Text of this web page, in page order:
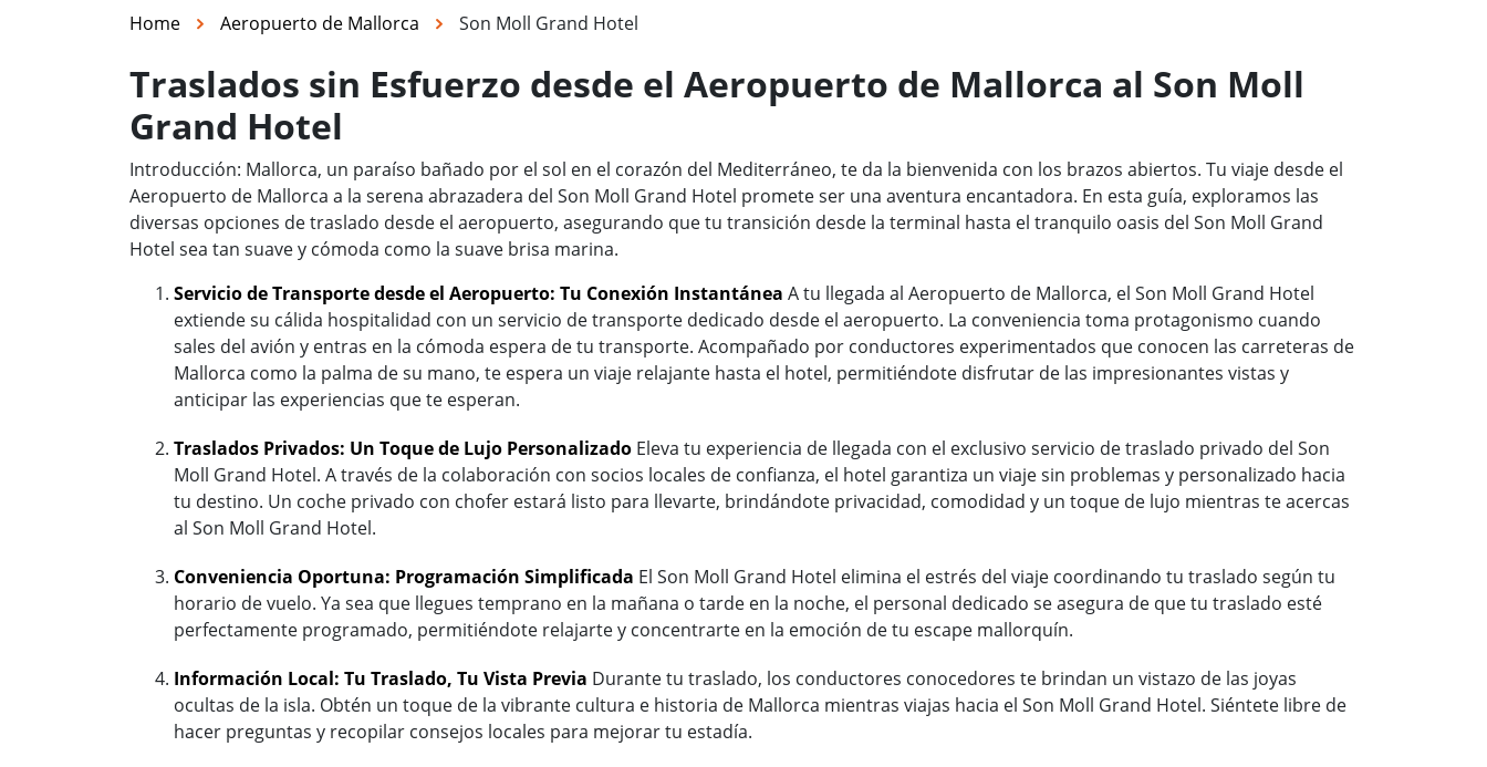
Home Aeropuerto de Mallorca Son Moll Grand Hotel
Traslados sin Esfuerzo desde el Aeropuerto de Mallorca al Son Moll
Grand Hotel
Introducción: Mallorca, un paraíso bañado por el sol en el corazón del Mediterráneo, te da la bienvenida con los brazos abiertos. Tu viaje desde el
Aeropuerto de Mallorca a la serena abrazadera del Son Moll Grand Hotel promete ser una aventura encantadora. En esta guía, exploramos las
diversas opciones de traslado desde el aeropuerto, asegurando que tu transición desde la terminal hasta el tranquilo oasis del Son Moll Grand
Hotel sea tan suave y cómoda como la suave brisa marina.
Servicio de Transporte desde el Aeropuerto: Tu Conexión Instantánea A tu llegada al Aeropuerto de Mallorca, el Son Moll Grand Hotel
extiende su cálida hospitalidad con un servicio de transporte dedicado desde el aeropuerto. La conveniencia toma protagonismo cuando
sales del avión y entras en la cómoda espera de tu transporte. Acompañado por conductores experimentados que conocen las carreteras de
Mallorca como la palma de su mano, te espera un viaje relajante hasta el hotel, permitiéndote disfrutar de las impresionantes vistas y
anticipar las experiencias que te esperan.
Traslados Privados: Un Toque de Lujo Personalizado Eleva tu experiencia de llegada con el exclusivo servicio de traslado privado del Son
Moll Grand Hotel. A través de la colaboración con socios locales de confianza, el hotel garantiza un viaje sin problemas y personalizado hacia
tu destino. Un coche privado con chofer estará listo para llevarte, brindándote privacidad, comodidad y un toque de lujo mientras te acercas
al Son Moll Grand Hotel.
Conveniencia Oportuna: Programación Simplificada El Son Moll Grand Hotel elimina el estrés del viaje coordinando tu traslado según tu
horario de vuelo. Ya sea que llegues temprano en la mañana o tarde en la noche, el personal dedicado se asegura de que tu traslado esté
perfectamente programado, permitiéndote relajarte y concentrarte en la emoción de tu escape mallorquín.
Información Local: Tu Traslado, Tu Vista Previa Durante tu traslado, los conductores conocedores te brindan un vistazo de las joyas
ocultas de la isla. Obtén un toque de la vibrante cultura e historia de Mallorca mientras viajas hacia el Son Moll Grand Hotel. Siéntete libre de
hacer preguntas y recopilar consejos locales para mejorar tu estadía.